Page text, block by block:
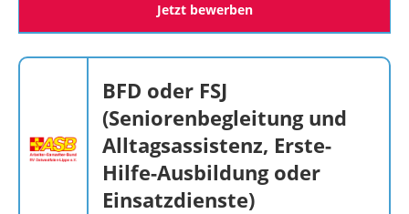
Jetzt bewerben
BFD oder FSJ
(Seniorenbegleitung und
Alltagsassistenz, Erste-
Hilfe-Ausbildung oder
Einsatzdienste)